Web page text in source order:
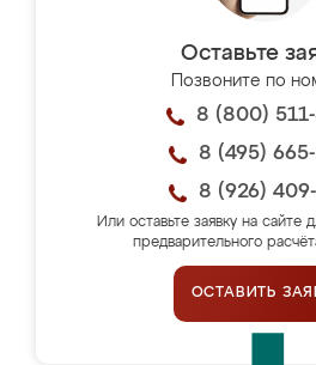
Оставьте
Позвоните по
8 (800)
8 (495)
8 (926)
Или оставьте заявку на сайте
предварительного
ОСТАВИТЬ